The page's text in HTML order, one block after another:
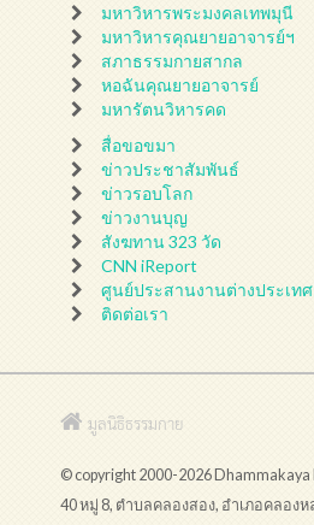
มหาวิหารพระมงคลเทพมุนี
มหาวิหารคุณยายอาจารย์ฯ
สภาธรรมกายสากล
หอฉันคุณยายอาจารย์
มหารัตนวิหารคด
สื่อขอขมา
ข่าวประชาสัมพันธ์
ข่าวรอบโลก
ข่าวงานบุญ
สังฆทาน 323 วัด
CNN iReport
ศูนย์ประสานงานต่างประเทศ
ติดต่อเรา
มูลนิธิธรรมกาย
© copyright 2000-2026 Dhammakaya
40 หมู่ 8, ตำบลคลองสอง, อำเภอคลองห